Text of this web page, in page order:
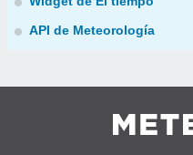
API de Meteorología